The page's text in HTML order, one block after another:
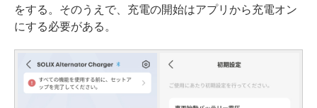
をする。そのうえで、充電の開始はアプリから充電オン
にする必要がある。